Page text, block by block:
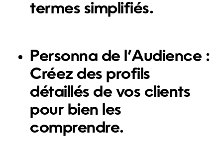
termes simplifiés.
Personna de l’Audience :
Créez des profils
détaillés de vos clients
pour bien les
comprendre.